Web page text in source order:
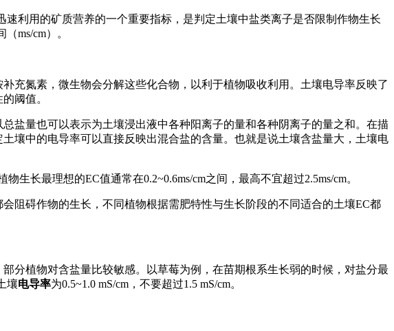
利用的矿质营养的一个重要指标，是判定土壤中盐类离子是否限制作物生长
ms/cm）。
充氮素，微生物会分解这些化合物，以利于植物吸收利用。土壤电导率反映了
阈值。
盐量也可以表示为土壤浸出液中各种阳离子的量和各种阴离子的量之和。在描
壤中的电导率可以直接反映出混合盐的含量。也就是说土壤含盐量大，土壤电
生长最理想的EC值通常在0.2~0.6ms/cm之间，最高不宜超过2.5ms/cm。
阻碍作物的生长，不同植物根据需肥特性与生长阶段的不同适合的土壤EC都
分植物对含盐量比较敏感。以草莓为例，在苗期根系生长弱的时候，对盐分最
壤电导率为0.5~1.0 mS/cm，不要超过1.5 mS/cm。